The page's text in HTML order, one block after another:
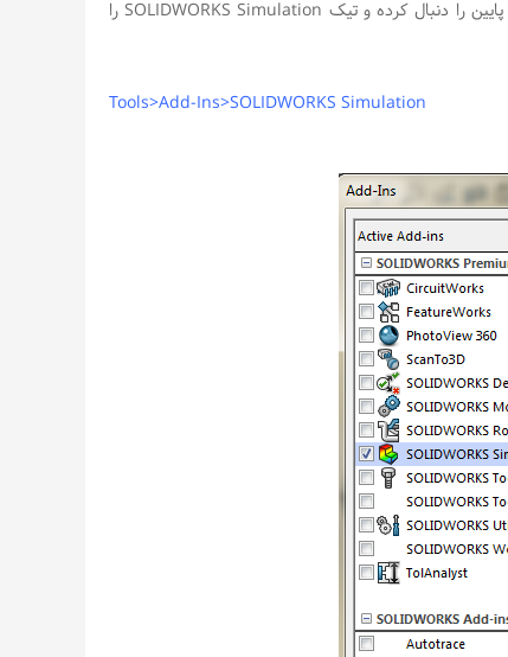
در ابتدا باید از قسمت Add-Ins، Simulation را فراخوانی کنیم. برای این امر مسیر پایین را دنبال کرده و تیک SOLIDWORKS Simulation را
Tools>Add-Ins>SOLIDWORKS Simulation